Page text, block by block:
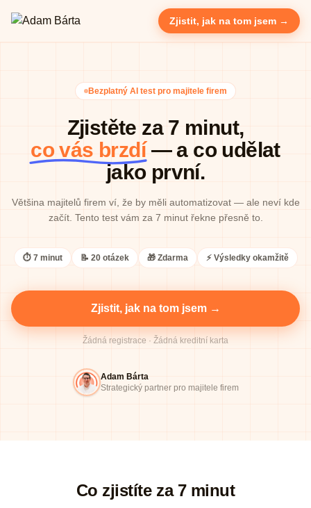
Zjistit, jak na tom jsem →
Bezplatný AI test pro majitele firem
Zjistěte za 7 minut,
co vás brzdí — a co udělat
jako první.
Většina majitelů firem ví, že by měli automatizovat — ale neví kde
začít. Tento test vám za 7 minut řekne přesně to.
⏱ 7 minut 📝 20 otázek 🎁 Zdarma ⚡ Výsledky okamžitě
Zjistit, jak na tom jsem →
Žádná registrace · Žádná kreditní karta
Adam Bárta
Strategický partner pro majitele firem
Co zjistíte za 7 minut